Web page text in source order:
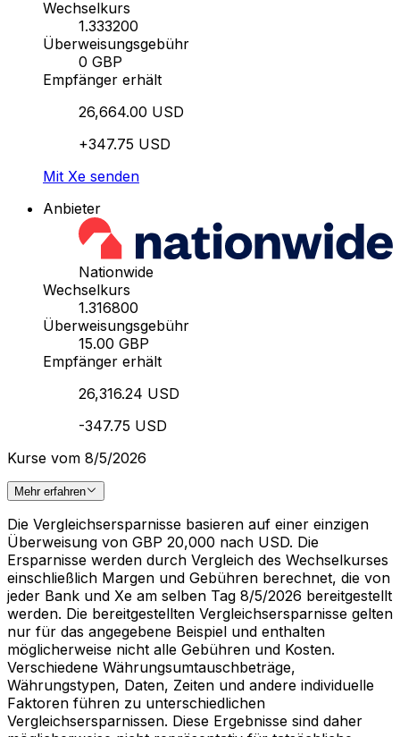
Wechselkurs
1.333200
Überweisungsgebühr
0 GBP
Empfänger erhält
26,664.00 USD
+347.75 USD
Mit Xe senden
Anbieter
Nationwide
Wechselkurs
1.316800
Überweisungsgebühr
15.00 GBP
Empfänger erhält
26,316.24 USD
-347.75 USD
Kurse vom 8/5/2026
Mehr erfahren
Die Vergleichsersparnisse basieren auf einer einzigen
Überweisung von GBP 20,000 nach USD. Die
Ersparnisse werden durch Vergleich des Wechselkurses
einschließlich Margen und Gebühren berechnet, die von
jeder Bank und Xe am selben Tag 8/5/2026 bereitgestellt
werden. Die bereitgestellten Vergleichsersparnisse gelten
nur für das angegebene Beispiel und enthalten
möglicherweise nicht alle Gebühren und Kosten.
Verschiedene Währungsumtauschbeträge,
Währungstypen, Daten, Zeiten und andere individuelle
Faktoren führen zu unterschiedlichen
Vergleichsersparnissen. Diese Ergebnisse sind daher